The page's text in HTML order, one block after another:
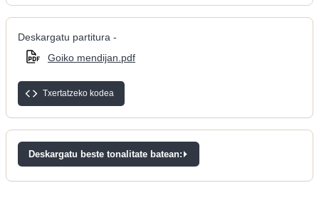
Deskargatu partitura -
Goiko mendijan.pdf
Txertatzeko kodea
Deskargatu beste tonalitate batean: